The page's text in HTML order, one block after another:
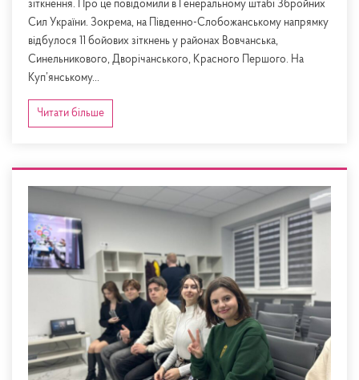
зіткнення. Про це повідомили в Генеральному штабі Збройних
Сил України. Зокрема, на Південно-Слобожанському напрямку
відбулося 11 бойових зіткнень у районах Вовчанська,
Синельникового, Дворічанського, Красного Першого. На
Куп’янському...
Читати більше